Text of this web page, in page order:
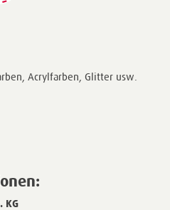
Acrylfarben, Glitter usw.
KG